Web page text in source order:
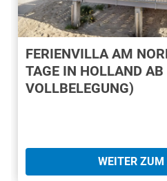
FERIENVILLA AM
TAGE IN HOLLAND AB
VOLLBELEGUNG)
WEITER